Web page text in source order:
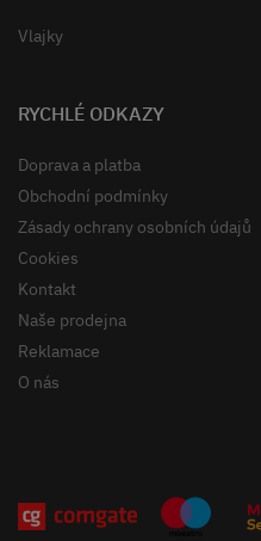
Vlajky
RYCHLÉ ODKAZY
Doprava a platba
Obchodní podmínky
Zásady ochrany osobních údajů
Cookies
Kontakt
Naše prodejna
Reklamace
O nás